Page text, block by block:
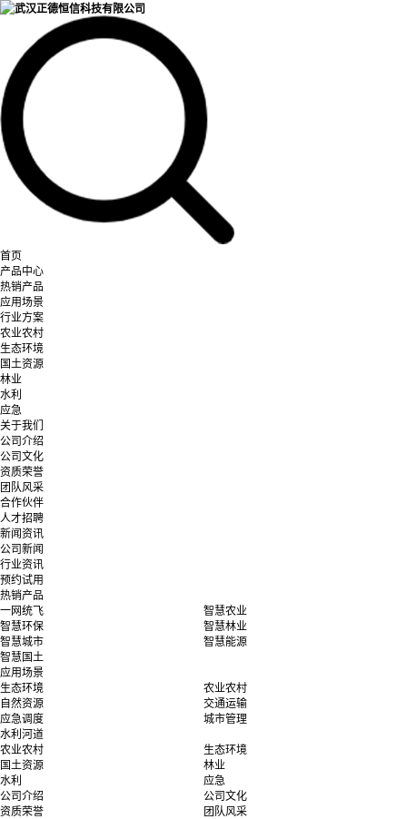
首页
产品中心
热销产品
应用场景
行业方案
农业农村
生态环境
国土资源
林业
水利
应急
关于我们
公司介绍
公司文化
资质荣誉
团队风采
合作伙伴
人才招聘
新闻资讯
公司新闻
行业资讯
预约试用
热销产品
一网统飞
智慧农业
智慧环保
智慧林业
智慧城市
智慧能源
智慧国土
应用场景
生态环境
农业农村
自然资源
交通运输
应急调度
城市管理
水利河道
农业农村
生态环境
国土资源
林业
水利
应急
公司介绍
公司文化
资质荣誉
团队风采